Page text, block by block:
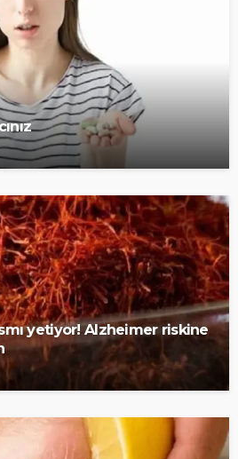
yetiyor! Alzheimer riskine